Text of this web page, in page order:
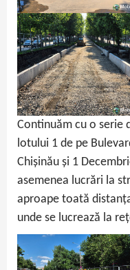
Continuăm cu o serie
lotului 1 de pe
Chișinău și 1
asemenea lucrări la
aproape toată
unde se lucrează la